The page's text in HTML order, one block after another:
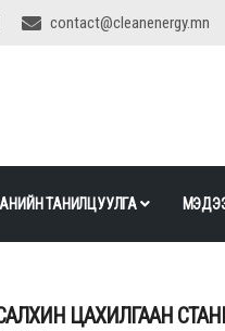
contact@cleanenergy.mn
ТАНИЛЦУУЛГА
ЦАХИЛГААН